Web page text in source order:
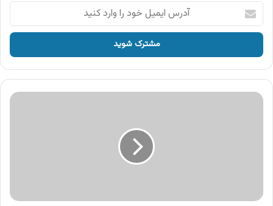
آدرس
ایمیل
خود
وارد
کنید
آگهی